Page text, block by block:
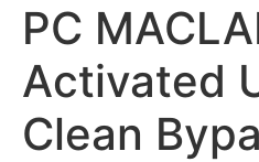
PC
Activated
Clean